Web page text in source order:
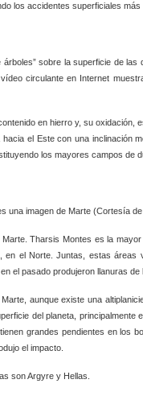
los accidentes superficiales más
sobre la superficie de
circulante en Internet
en hierro y, su
el Este con una inclinación
los mayores campos de
de la
Tharsis Montes es la
en el Norte. Juntas, estas
el pasado produjeron llanuras
aunque existe una
del planeta,
grandes pendientes en los
el impacto.
son Argyre y Hellas.